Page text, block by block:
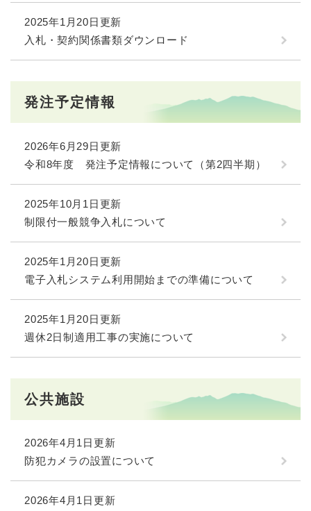
2025年1月20日更新
入札・契約関係書類ダウンロード
発注予定情報
2026年6月29日更新
令和8年度 発注予定情報について（第2四半期）
2025年10月1日更新
制限付一般競争入札について
2025年1月20日更新
電子入札システム利用開始までの準備について
2025年1月20日更新
週休2日制適用工事の実施について
公共施設
2026年4月1日更新
防犯カメラの設置について
2026年4月1日更新